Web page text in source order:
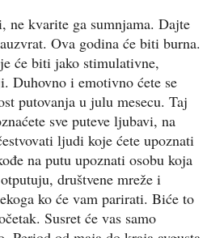
ne kvarite ga sumnjama. Dajte
Ova godina će biti burna.
će biti jako stimulativne,
Duhovno i emotivno ćete se
putovanja u julu mesecu. Taj
sve puteve ljubavi, na
ljudi koje ćete upoznati
na putu upoznati osobu koja
društvene mreže i
ko će vam parirati. Biće to
Susret će vas samo